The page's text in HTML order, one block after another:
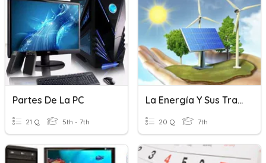
Partes De La PC
21 Q 5th - 7th
La Energía Y Sus Transformaciones
20 Q 7th